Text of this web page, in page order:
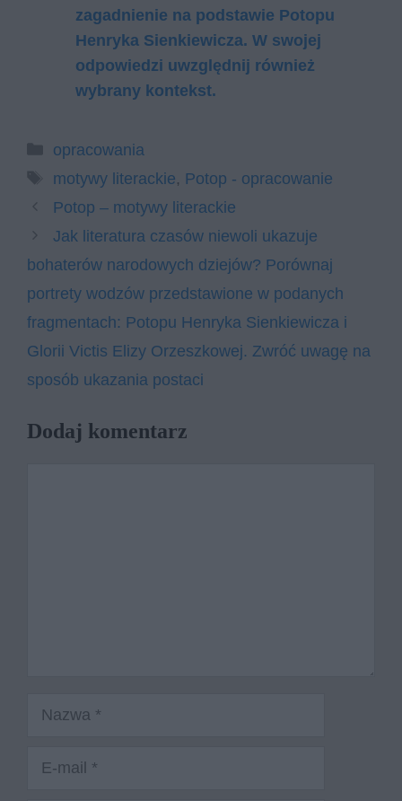
zagadnienie na podstawie Potopu
Henryka Sienkiewicza. W swojej
odpowiedzi uwzględnij również
wybrany kontekst.
Kategorie
opracowania
Tagi
motywy literackie, Potop - opracowanie
Potop – motywy literackie
Jak literatura czasów niewoli ukazuje
bohaterów narodowych dziejów? Porównaj
portrety wodzów przedstawione w podanych
fragmentach: Potopu Henryka Sienkiewicza i
Glorii Victis Elizy Orzeszkowej. Zwróć uwagę na
sposób ukazania postaci
Dodaj komentarz
Nazwa